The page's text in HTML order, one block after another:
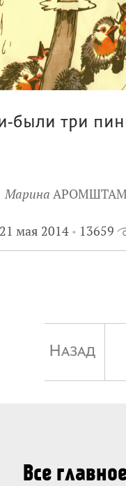
были три
Марина АРОМШТАМ
21 мая 2014 13659
Назад
Все